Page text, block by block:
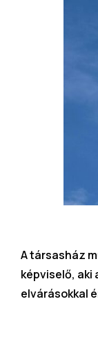
A társasház
képviselő, aki
elvárásokkal